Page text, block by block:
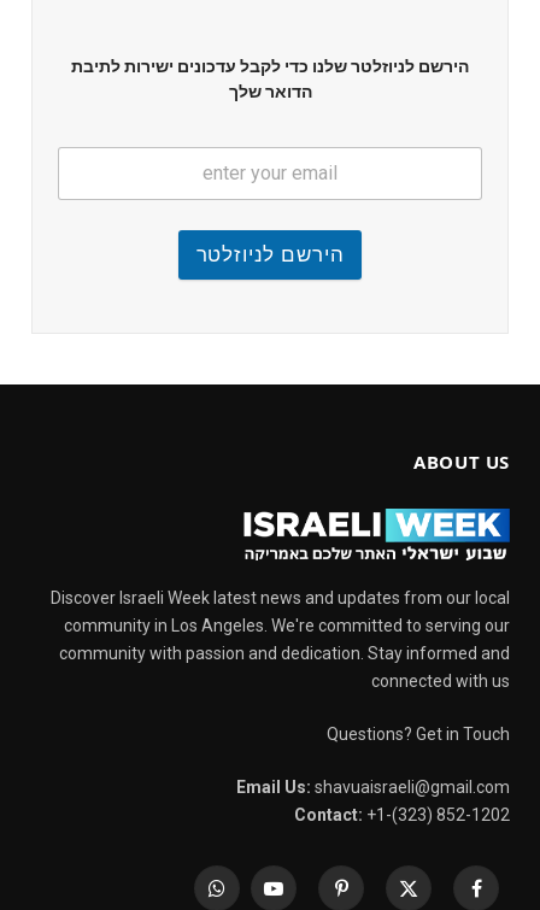
הירשם לניוזלטר שלנו כדי לקבל עדכונים ישירות לתיבת
הדואר שלך
הירשם לניוזלטר
ABOUT US
Discover Israeli Week latest news and updates from our local
community in Los Angeles. We're committed to serving our
community with passion and dedication. Stay informed and
connected with us
Questions? Get in Touch
Email Us: shavuaisraeli@gmail.com
Contact: +1-(323) 852-1202
Facebook
X
Pinterest
YouTube
WhatsApp